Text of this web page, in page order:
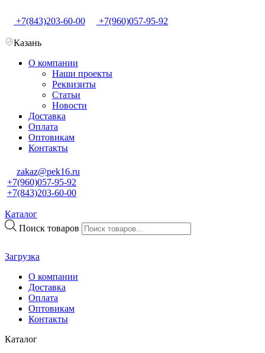
+7(843)203-60-00 +7(960)057-95-92
Казань
О компании
Наши проекты
Реквизиты
Статьи
Новости
Доставка
Оплата
Оптовикам
Контакты
zakaz@pek16.ru
+7(960)057-95-92
+7(843)203-60-00
Каталог
Поиск товаров
Загрузка
О компании
Доставка
Оплата
Оптовикам
Контакты
Каталог